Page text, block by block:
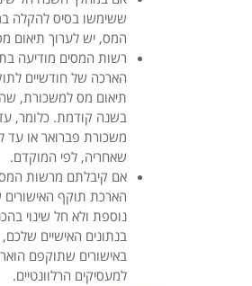
ששימשו בסיס להקלה
המס, יש לערוך תיאום
רשות המסים מודיעה
הארכה של חודשיים
תיאום מס למשכורת,
בשנה קודמת. כלומר,
שאחריה, לפי המוקדם.
אם קיבלתם מרשות
הארכת תוקף האישורים
נוספת ולא חל שינוי
בנתונים האישיים
באישורים שתוקפם
למעסיקים הרלוונטיים.